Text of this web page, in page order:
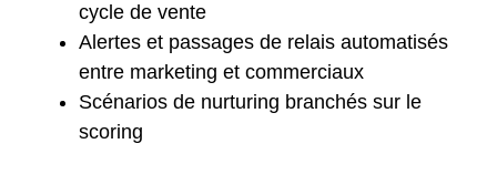
cycle de vente
Alertes et passages de relais automatisés
entre marketing et commerciaux
Scénarios de nurturing branchés sur le
scoring